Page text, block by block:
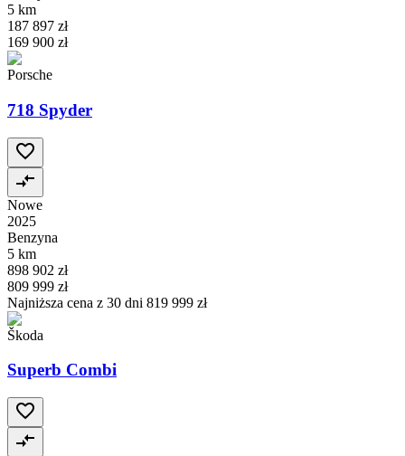
5 km
187 897 zł
169 900 zł
Porsche
718 Spyder
Nowe
2025
Benzyna
5 km
898 902 zł
809 999 zł
Najniższa cena z 30 dni 819 999 zł
Škoda
Superb Combi